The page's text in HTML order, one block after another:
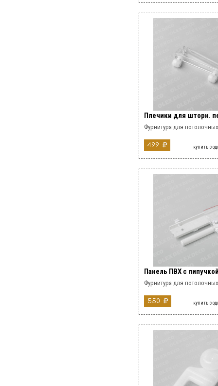
Плечики для шторн.
Фурнитура для
499 купить в
Панель ПВХ с
Фурнитура для
550 купить в